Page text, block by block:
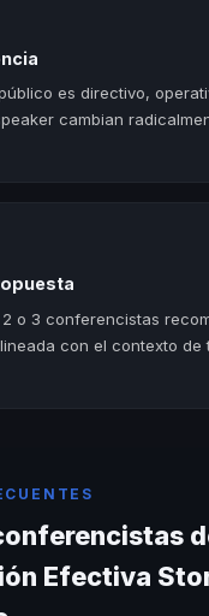
es directivo,
cambian
o 3 conferencistas
con el contexto de
Efectiva